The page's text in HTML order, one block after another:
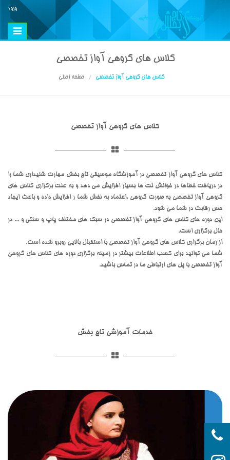
ورود
Toggle
کلاس های گروهی آواز تخصصی
کلاس های گروهی آواز تخصصی صفحه اصلی
کلاس های گروهی آواز تخصصی
کلاس های گروهی آواز تخصصی در آموزشگاه موسیقی تاج بخش مهارت شنیداری شما را
در دریافت خطاها در خوانش نت ها بسیار افزایش می دهد و به علت برگزاری کلاس های
گروهی آواز تخصصی به صورت گروهی ،اعتماد به نفش شما ر افزایش داده و باعث ایجاد
حس رقابت در شما می شود.
این دوره های کلاس های گروهی آواز تخصصی در سبک های مختلف پاپ و سنتی و ... در
حال برگزاری است.
از زمان برگزاری کلاس های گروهی آواز تخصصی با استقبال بالایی روبرو شده است.
شما می توانید برای کسب اطلاعات بیشتر در زمینه برگزاری دوره های کلاس های گروهی
آواز تخصصی با پل های ارتباطی ما در تماس باشید.
خدمات آموزشی تاج بخش